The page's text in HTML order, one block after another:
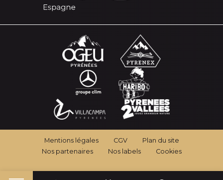
Mentions légales CGV
Plan du site
Nos partenaires
Nos labels Cookies